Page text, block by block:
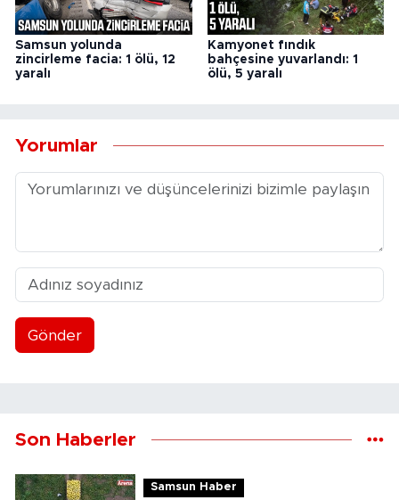
Samsun yolunda
zincirleme facia: 1 ölü, 12
yaralı
Kamyonet fındık
bahçesine yuvarlandı: 1
ölü, 5 yaralı
Yorumlar
Gönder
Son Haberler
Samsun Haber